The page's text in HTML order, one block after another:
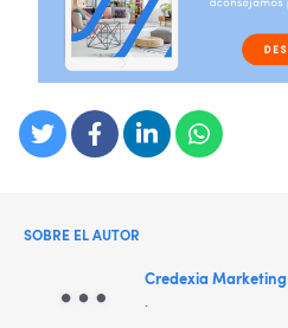
SOBRE EL AUTOR
Credexia Marketing
.